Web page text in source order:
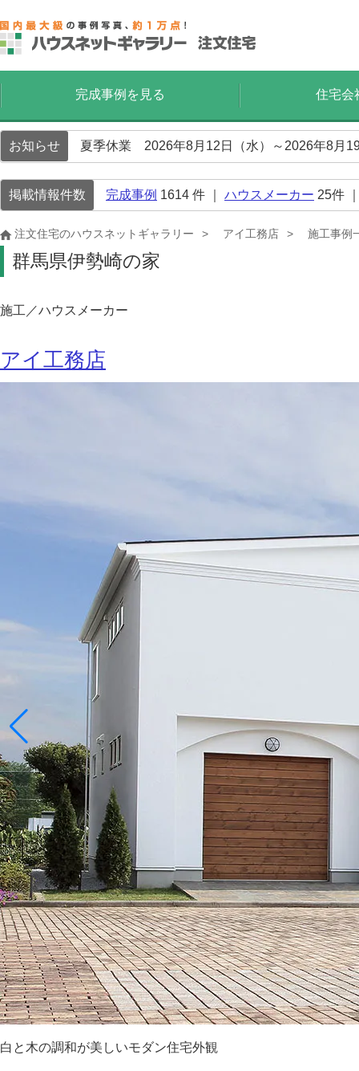
完成事例を見る 住宅会
お知らせ 夏季休業 2026年8月12日（水）～2026年8月
掲載情報件数 完成事例 1614 件 ｜ ハウスメーカー 25件
注文住宅のハウスネットギャラリー アイ工務店 施工事例
群馬県伊勢崎の家
施工／ハウスメーカー
アイ工務店
白と木の調和が美しいモダン住宅外観